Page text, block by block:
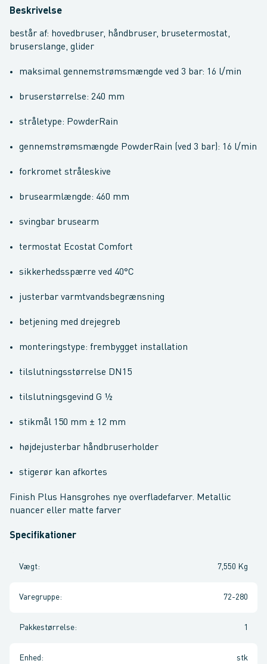
Beskrivelse
består af: hovedbruser, håndbruser, brusetermostat,
bruserslange, glider
maksimal gennemstrømsmængde ved 3 bar: 16 l/min
bruserstørrelse: 240 mm
stråletype: PowderRain
gennemstrømsmængde PowderRain (ved 3 bar): 16 l/min
forkromet stråleskive
brusearmlængde: 460 mm
svingbar brusearm
termostat Ecostat Comfort
sikkerhedsspærre ved 40°C
justerbar varmtvandsbegrænsning
betjening med drejegreb
monteringstype: frembygget installation
tilslutningsstørrelse DN15
tilslutningsgevind G ½
stikmål 150 mm ± 12 mm
højdejusterbar håndbruserholder
stigerør kan afkortes
Finish Plus Hansgrohes nye overfladefarver. Metallic
nuancer eller matte farver
Specifikationer
Vægt: 7,550 Kg
Varegruppe: 72-280
Pakkestørrelse: 1
Enhed : stk